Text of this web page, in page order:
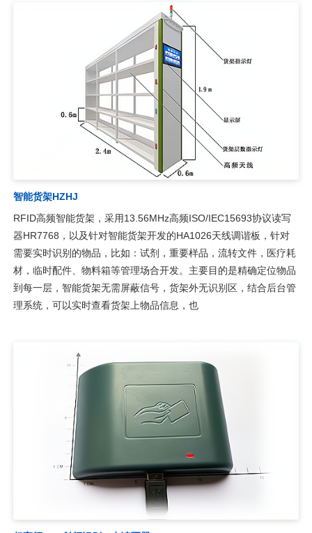
智能货架HZHJ
RFID高频智能货架，采用13.56MHz高频ISO/IEC15693协议读写
器HR7768，以及针对智能货架开发的HA1026天线调谐板，针对
需要实时识别的物品，比如：试剂，重要样品，流转文件，医疗耗
材，临时配件、物料箱等管理场合开发。主要目的是精确定位物品
到每一层，智能货架无需屏蔽信号，货架外无识别区，结合后台管
理系统，可以实时查看货架上物品信息，也